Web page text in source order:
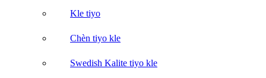
Kle tiyo
Chèn tiyo kle
Swedish Kalite tiyo kle